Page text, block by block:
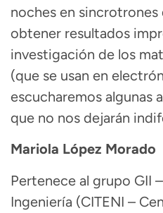
noches en sincrotrones
obtener resultados
investigación de los
(que se usan en
escucharemos algunas
que no nos dejarán
Mariola López Morado
Pertenece al grupo GII
Ingeniería (CITENI –